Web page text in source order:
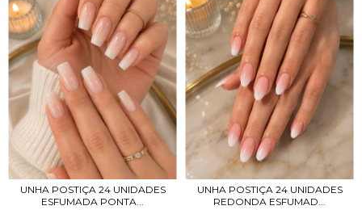
UNHA POSTIÇA 24 UNIDADES
ESFUMADA PONTA...
UNHA POSTIÇA 24 UNIDADES
REDONDA ESFUMAD...